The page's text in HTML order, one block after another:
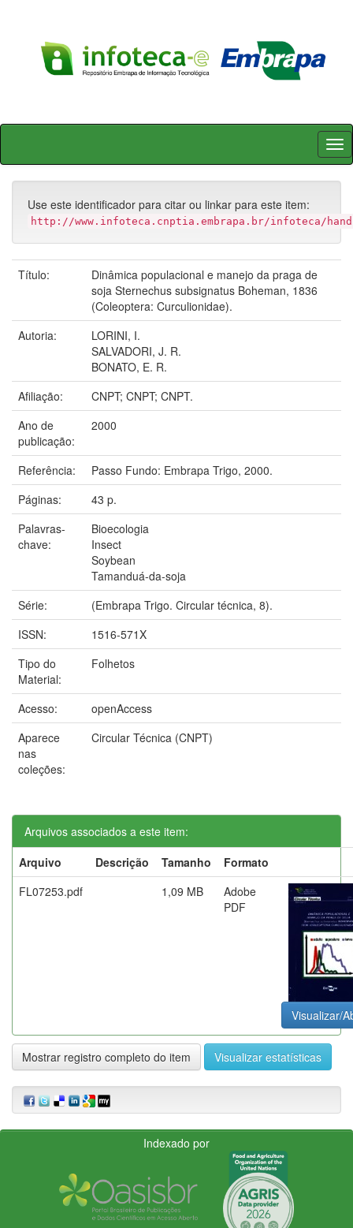
Skip
Use este identificador para citar ou linkar para este item:
http://www.infoteca.cnptia.embrapa.br/infoteca/
Título:
Dinâmica populacional e manejo da praga de
soja Sternechus subsignatus Boheman, 1836
(Coleoptera: Curculionidae).
Autoria:
LORINI, I.
SALVADORI, J. R.
BONATO, E. R.
Afiliação:
CNPT; CNPT; CNPT.
Ano de
publicação:
2000
Referência:
Passo Fundo: Embrapa Trigo, 2000.
Páginas:
43 p.
Palavras-
chave:
Bioecologia
Insect
Soybean
Tamanduá-da-soja
Série:
(Embrapa Trigo. Circular técnica, 8).
ISSN:
1516-571X
Tipo do
Material:
Folhetos
Acesso:
openAccess
Aparece
nas
coleções:
Circular Técnica (CNPT)
Arquivos associados a este item:
Arquivo
Descrição Tamanho
Formato
FL07253.pdf
1,09 MB
Adobe
PDF
Visualizar/
Mostrar registro completo do item Visualizar estatísticas
Indexado por